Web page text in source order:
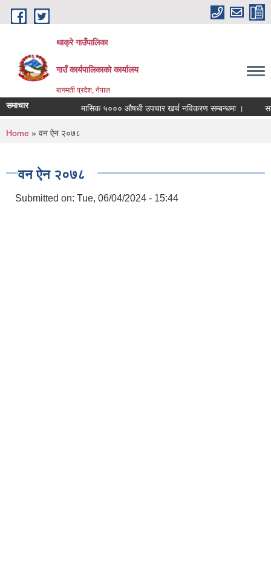
Skip to main content
थाक्रे गाउँपालिका
गाउँ कार्यपालिकाको कार्यालय
बागमती प्रदेश, नेपाल
समाचार मासिक ५००० औषधी उपचार खर्च नविकरण सम्बन्धमा ।
You are here
Home » वन ऐन २०७८
वन ऐन २०७८
Submitted on: Tue, 06/04/2024 - 15:44